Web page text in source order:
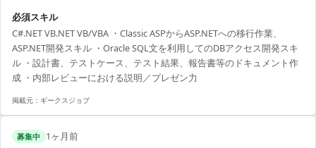
必須スキル
C#.NET VB.NET VB/VBA ・Classic ASPからASP.NETへの移行作業、
ASP.NET開発スキル ・Oracle SQL文を利用してのDBアクセス開発スキ
ル ・設計書、テストケース、テスト結果、報告書等のドキュメント作
成 ・内部レビューにおける説明／プレゼン力
掲載元： ギークスジョブ
募集中 1ヶ月前